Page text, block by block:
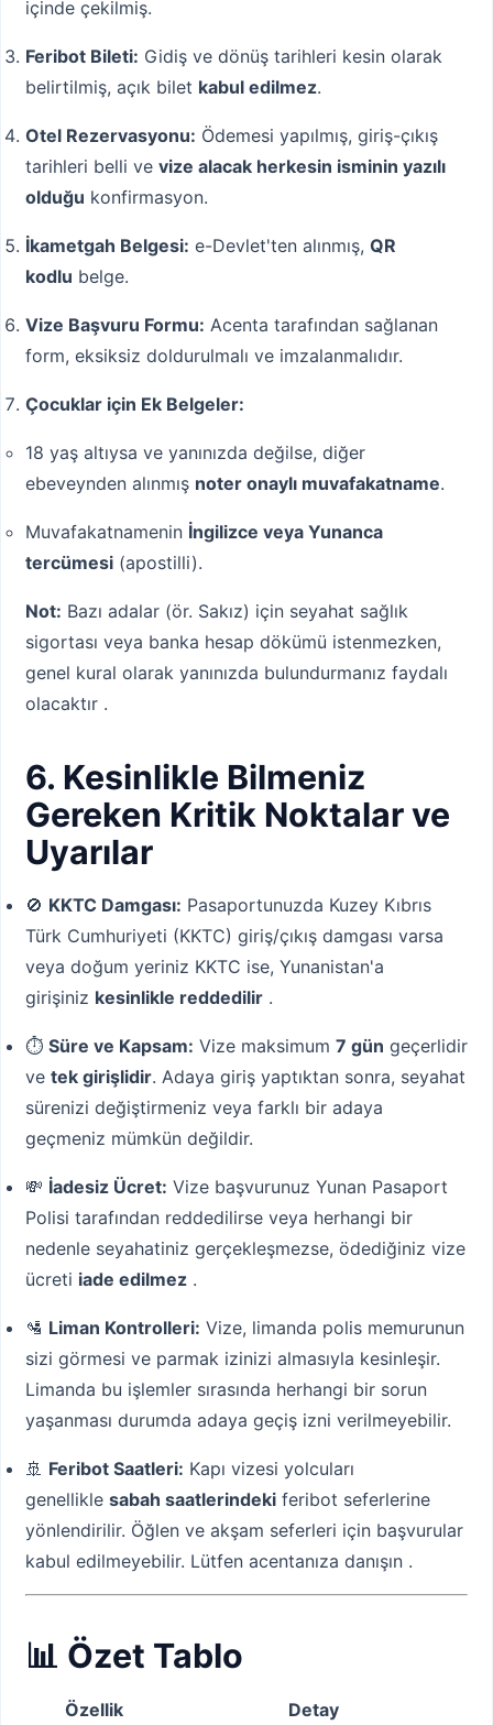
içinde çekilmiş.
Feribot Bileti: Gidiş ve dönüş tarihleri kesin olarak
belirtilmiş, açık bilet kabul edilmez.
Otel Rezervasyonu: Ödemesi yapılmış, giriş-çıkış
tarihleri belli ve vize alacak herkesin isminin yazılı
olduğu konfirmasyon.
İkametgah Belgesi: e-Devlet'ten alınmış, QR
kodlu belge.
Vize Başvuru Formu: Acenta tarafından sağlanan
form, eksiksiz doldurulmalı ve imzalanmalıdır.
Çocuklar için Ek Belgeler:
18 yaş altıysa ve yanınızda değilse, diğer
ebeveynden alınmış noter onaylı muvafakatname.
Muvafakatnamenin İngilizce veya Yunanca
tercümesi (apostilli).
Not: Bazı adalar (ör. Sakız) için seyahat sağlık
sigortası veya banka hesap dökümü istenmezken,
genel kural olarak yanınızda bulundurmanız faydalı
olacaktır .
6. Kesinlikle Bilmeniz
Gereken Kritik Noktalar ve
Uyarılar
🚫 KKTC Damgası: Pasaportunuzda Kuzey Kıbrıs
Türk Cumhuriyeti (KKTC) giriş/çıkış damgası varsa
veya doğum yeriniz KKTC ise, Yunanistan'a
girişiniz kesinlikle reddedilir .
⏱️ Süre ve Kapsam: Vize maksimum 7 gün geçerlidir
ve tek girişlidir. Adaya giriş yaptıktan sonra, seyahat
sürenizi değiştirmeniz veya farklı bir adaya
geçmeniz mümkün değildir.
💸 İadesiz Ücret: Vize başvurunuz Yunan Pasaport
Polisi tarafından reddedilirse veya herhangi bir
nedenle seyahatiniz gerçekleşmezse, ödediğiniz vize
ücreti iade edilmez .
🛂 Liman Kontrolleri: Vize, limanda polis memurunun
sizi görmesi ve parmak izinizi almasıyla kesinleşir.
Limanda bu işlemler sırasında herhangi bir sorun
yaşanması durumda adaya geçiş izni verilmeyebilir.
🚢 Feribot Saatleri: Kapı vizesi yolcuları
genellikle sabah saatlerindeki feribot seferlerine
yönlendirilir. Öğlen ve akşam seferleri için başvurular
kabul edilmeyebilir. Lütfen acentanıza danışın .
📊 Özet Tablo
Özellik
Detay